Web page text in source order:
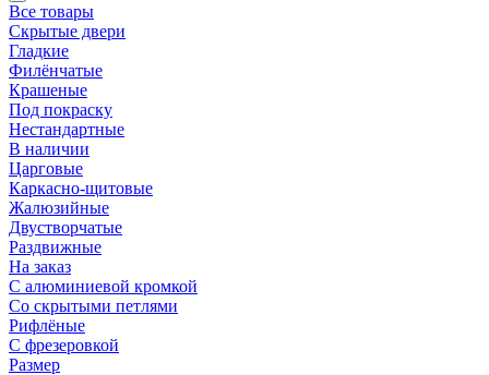
Все товары
Скрытые двери
Гладкие
Филёнчатые
Крашеные
Под покраску
Нестандартные
В наличии
Царговые
Каркасно-щитовые
Жалюзийные
Двустворчатые
Раздвижные
На заказ
С алюминиевой кромкой
Со скрытыми петлями
Рифлёные
С фрезеровкой
Размер